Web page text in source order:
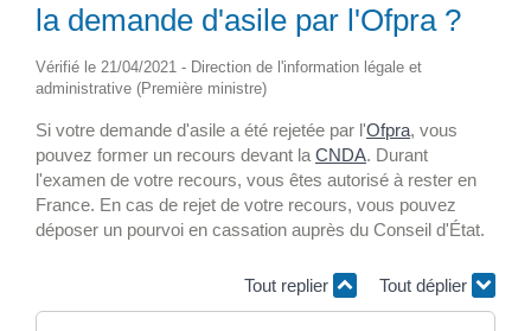
la demande d'asile par l'Ofpra ?
Vérifié le 21/04/2021 - Direction de l'information légale et
administrative (Première ministre)
Si votre demande d'asile a été rejetée par l'Ofpra, vous
pouvez former un recours devant la CNDA. Durant
l'examen de votre recours, vous êtes autorisé à rester en
France. En cas de rejet de votre recours, vous pouvez
déposer un pourvoi en cassation auprès du Conseil d'État.
Tout replier Tout déplier